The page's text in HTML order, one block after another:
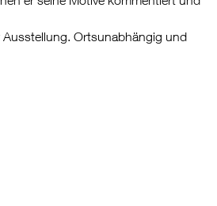
Ausstellung. Ortsunabhängig und